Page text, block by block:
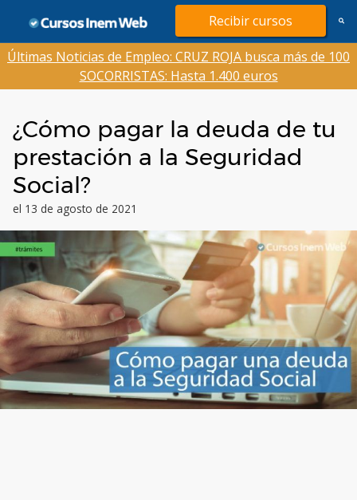
contenido
Recibir cursos
Últimas Noticias de Empleo: CRUZ ROJA busca más de 100
SOCORRISTAS: Hasta 1.400 euros
¿Cómo pagar la deuda de tu
prestación a la Seguridad
Social?
el 13 de agosto de 2021